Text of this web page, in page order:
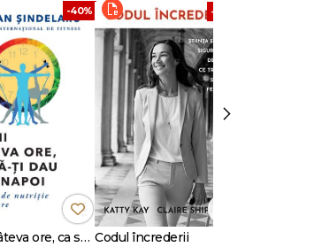
-40%
Dă-mi câteva ore, ca să-ţi dau ani înapoi
-40%
Codul încrederii
›